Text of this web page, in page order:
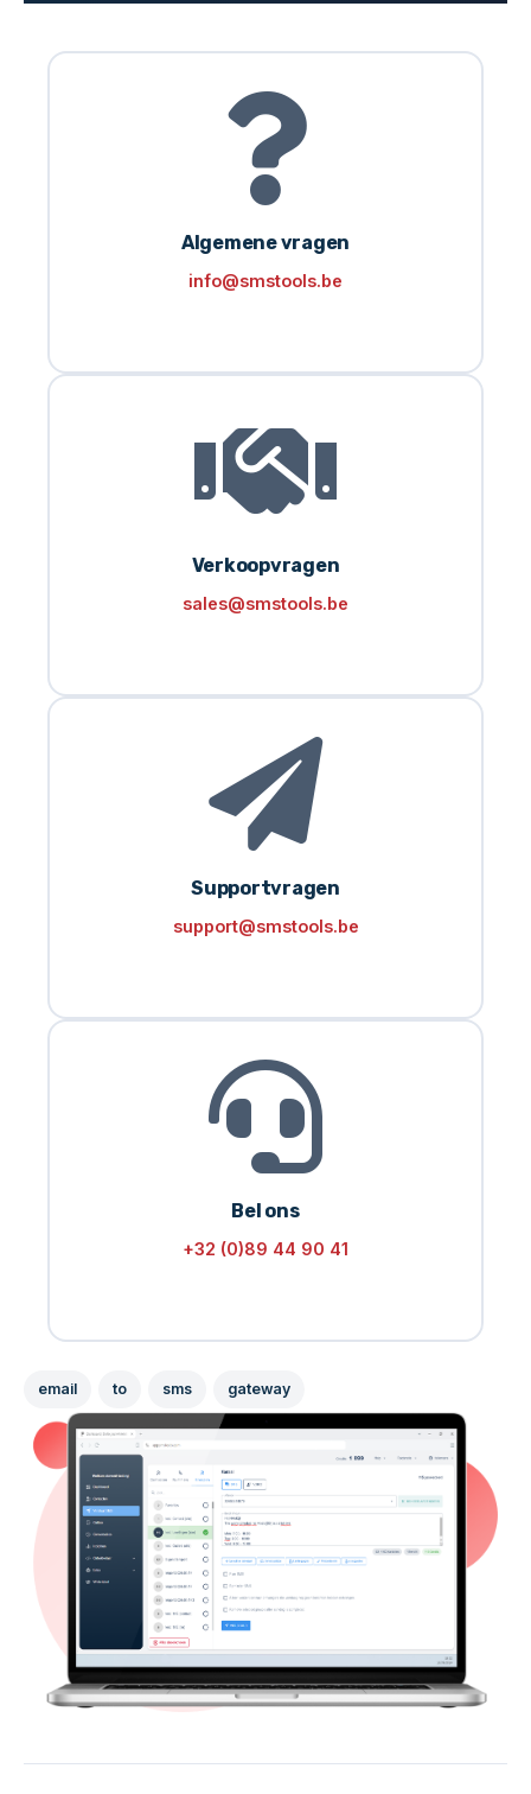
Algemene vragen
info@smstools.be
Verkoopvragen
sales@smstools.be
Supportvragen
support@smstools.be
Bel ons
+32 (0)89 44 90 41
email to sms gateway